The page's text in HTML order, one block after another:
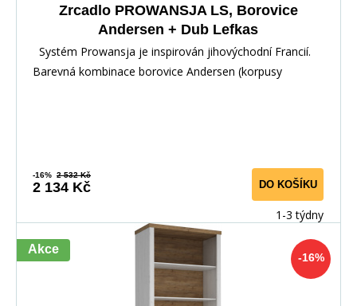
Zrcadlo PROWANSJA LS, Borovice
Andersen + Dub Lefkas
Systém Prowansja je inspirován jihovýchodní Francií.
Barevná kombinace borovice Andersen (korpusy
-16% 2 532 Kč
2 134 Kč DO KOŠÍKU
1-3 týdny
-16%
Akce